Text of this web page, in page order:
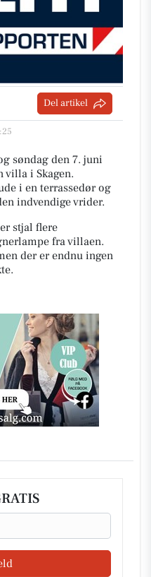
Del artikel
søndag den 7. juni
villa i Skagen.
i en terrassedør og
indvendige vrider.
stjal flere
fra villaen.
der er endnu ingen